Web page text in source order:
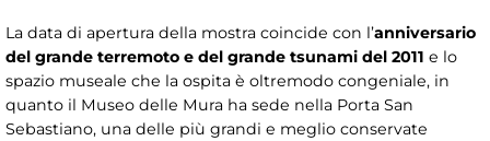
La data di apertura della mostra coincide con l’anniversario
del grande terremoto e del grande tsunami del 2011 e lo
spazio museale che la ospita è oltremodo congeniale, in
quanto il Museo delle Mura ha sede nella Porta San
Sebastiano, una delle più grandi e meglio conservate